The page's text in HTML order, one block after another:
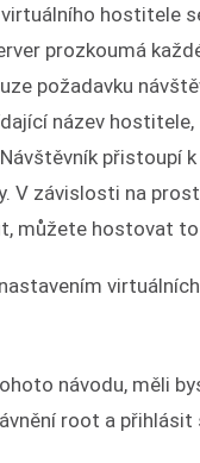
hostitele
prozkoumá
požadavku
název
přistoupí
V závislosti na
můžete hostovat
návodu, měli
root a přihlásit